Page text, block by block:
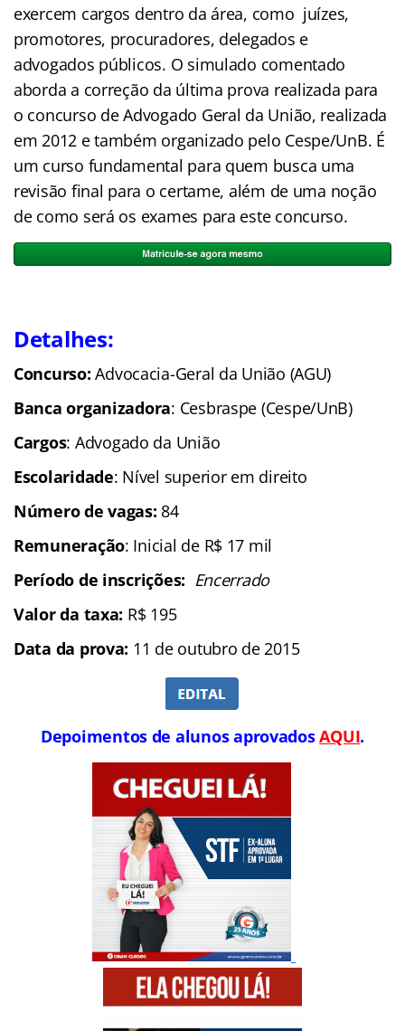
exercem cargos dentro da área, como juízes,
promotores, procuradores, delegados e
advogados públicos. O simulado comentado
aborda a correção da última prova realizada para
o concurso de Advogado Geral da União, realizada
em 2012 e também organizado pelo Cespe/UnB. É
um curso fundamental para quem busca uma
revisão final para o certame, além de uma noção
de como será os exames para este concurso.
Detalhes:
Concurso:Advocacia-Geral da União (AGU)
Banca organizadora: Cesbraspe (Cespe/UnB)
Cargos: Advogado da União
Escolaridade: Nível superior em direito
Número de vagas: 84
Remuneração: Inicial de R$ 17 mil
Período de inscrições: Encerrado
Valor da taxa: R$ 195
Data da prova: 11 de outubro de 2015
Depoimentos de alunos aprovadosAQUI.